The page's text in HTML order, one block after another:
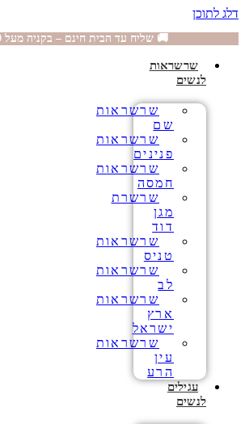
דלג לתוכן
🚚 שליח עד הבית חינם – בקניה מעל 299 ש"ח
שרשראות
לנשים
שרשראות
שם
שרשראות
פנינים
שרשראות
חמסה
שרשרת
מגן
דוד
שרשראות
טניס
שרשראות
לב
שרשראות
ארץ
ישראל
שרשראות
עין
הרע
עגילים
לנשים